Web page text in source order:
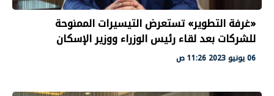
«غرفة التطوير» تستعرض التيسيرات الممنوحة
للشركات بعد لقاء رئيس الوزراء ووزير الإسكان
06 يونيو 2023 11:26 ص